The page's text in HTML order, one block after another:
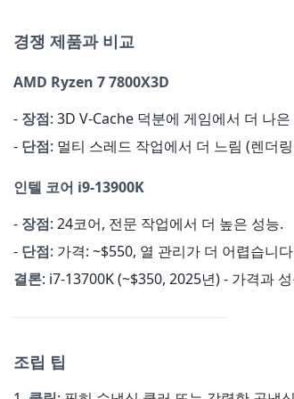
경쟁 제품과 비교
AMD Ryzen 7 7800X3D
- 장점: 3D V-Cache 덕분에 게임에서 더 나은
- 단점: 멀티 스레드 작업에서 더 느림 (렌더
인텔 코어 i9-13900K
- 장점: 24코어, 전문 작업에서 더 높은 성능.
- 단점: 가격: ~$550, 열 관리가 더 어렵습니
결론: i7-13700K (~$350, 2025년) - 가격과
조립 팁